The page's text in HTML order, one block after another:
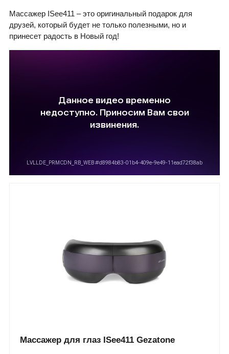
Массажер ISee411 – это оригинальный подарок для
друзей, который будет не только полезными, но и
принесет радость в Новый год!
Массажер для глаз ISee411 Gezatone